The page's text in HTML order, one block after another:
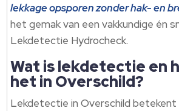
lekkage opsporen zonder hak- en
het gemak van een vakkundige én
Lekdetectie Hydrocheck.
Wat is lekdetectie en
het in Overschild?
Lekdetectie in Overschild